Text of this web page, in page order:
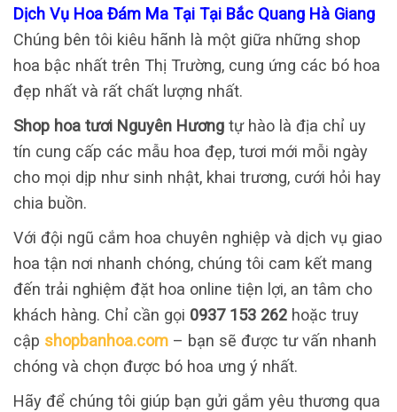
Dịch Vụ Hoa Đám Ma Tại Tại Bắc Quang Hà Giang
Chúng bên tôi kiêu hãnh là một giữa những shop
hoa bậc nhất trên Thị Trường, cung ứng các bó hoa
đẹp nhất và rất chất lượng nhất.
Shop hoa tươi Nguyên Hương tự hào là địa chỉ uy
tín cung cấp các mẫu hoa đẹp, tươi mới mỗi ngày
cho mọi dịp như sinh nhật, khai trương, cưới hỏi hay
chia buồn.
Với đội ngũ cắm hoa chuyên nghiệp và dịch vụ giao
hoa tận nơi nhanh chóng, chúng tôi cam kết mang
đến trải nghiệm đặt hoa online tiện lợi, an tâm cho
khách hàng. Chỉ cần gọi 0937 153 262 hoặc truy
cập shopbanhoa.com – bạn sẽ được tư vấn nhanh
chóng và chọn được bó hoa ưng ý nhất.
Hãy để chúng tôi giúp bạn gửi gắm yêu thương qua